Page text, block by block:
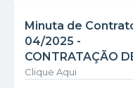
Minuta de
04/2025 -
CONTRATAÇÃO
EMPRESA PARA A
Clique Aqui